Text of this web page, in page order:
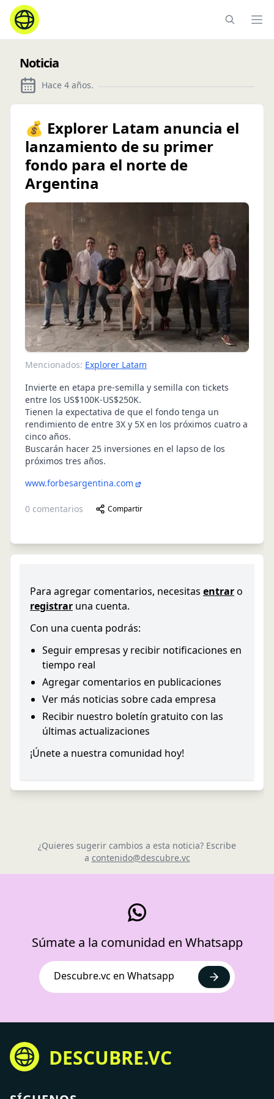
Noticia
Hace 4 años.
💰 Explorer Latam anuncia el
lanzamiento de su primer
fondo para el norte de
Argentina
Mencionados: Explorer Latam
Invierte en etapa pre-semilla y semilla con tickets
entre los US$100K-US$250K.
Tienen la expectativa de que el fondo tenga un
rendimiento de entre 3X y 5X en los próximos cuatro a
cinco años.
Buscarán hacer 25 inversiones en el lapso de los
próximos tres años.
www.forbesargentina.com
0 comentarios Compartir
Para agregar comentarios, necesitas entraro
registrar una cuenta.
Con una cuenta podrás:
Seguir empresas y recibir notificaciones en
tiempo real
Agregar comentarios en publicaciones
Ver más noticias sobre cada empresa
Recibir nuestro boletín gratuito con las
últimas actualizaciones
¡Únete a nuestra comunidad hoy!
¿Quieres sugerir cambios a esta noticia? Escribe
a contenido@descubre.vc
Súmate a la comunidad en Whatsapp
Descubre.vc en Whatsapp
DESCUBRE.VC